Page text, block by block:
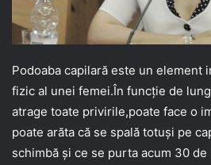
Podoaba capilară este un element
fizic al unei femei.În funcție de
atrage toate privirile,poate face o
poate arăta că se spală totuși pe
schimbă și ce se purta acum 30 de